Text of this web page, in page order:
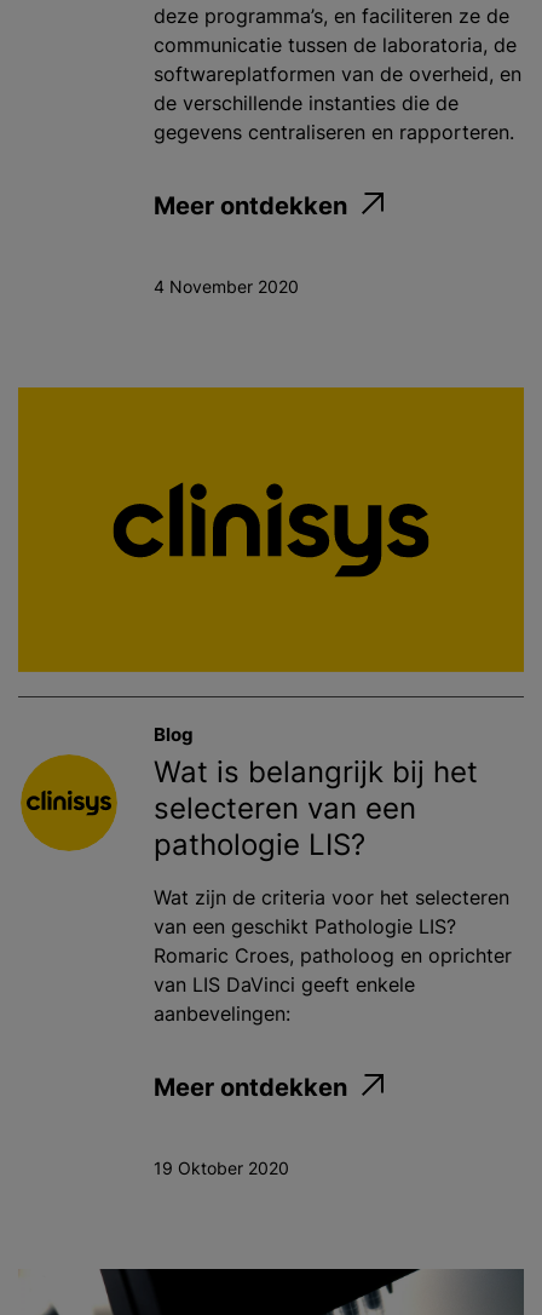
deze programma’s, en faciliteren ze de
communicatie tussen de laboratoria, de
softwareplatformen van de overheid, en
de verschillende instanties die de
gegevens centraliseren en rapporteren.
Meer ontdekken
4 November 2020
Blog
Wat is belangrijk bij het
selecteren van een
pathologie LIS?
Wat zijn de criteria voor het selecteren
van een geschikt Pathologie LIS?
Romaric Croes, patholoog en oprichter
van LIS DaVinci geeft enkele
aanbevelingen:
Meer ontdekken
19 Oktober 2020